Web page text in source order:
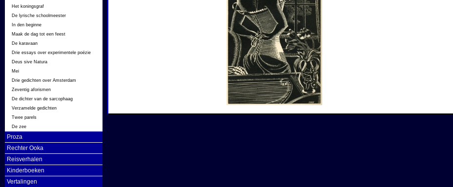
Het koningsgraf
De lyrische schoolmeester
In den beginne
Maak de dag tot een feest
De karavaan
Drie essays over experimentele poëzie
Deus sive Natura
Mei
Drie gedichten over Amsterdam
Zeventig aforismen
De dichter van de sarcophaag
Verzamelde gedichten
Twee parels
De zee
Proza
Rechter Ooka
Reisverhalen
Kinderboeken
Vertalingen